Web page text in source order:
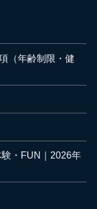
（年齢制限・健
・FUN｜2026年